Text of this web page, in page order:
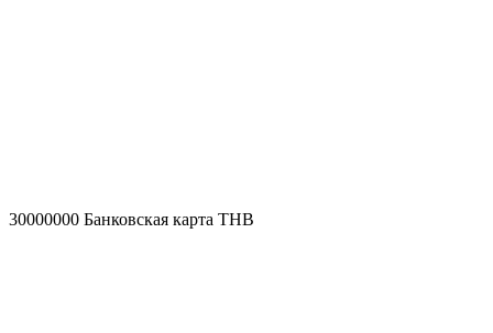
30000000 Банковская карта THB